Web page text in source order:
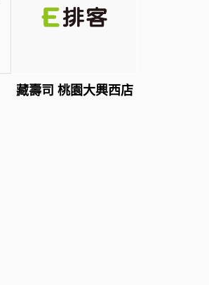
藏壽司 桃園大興西店